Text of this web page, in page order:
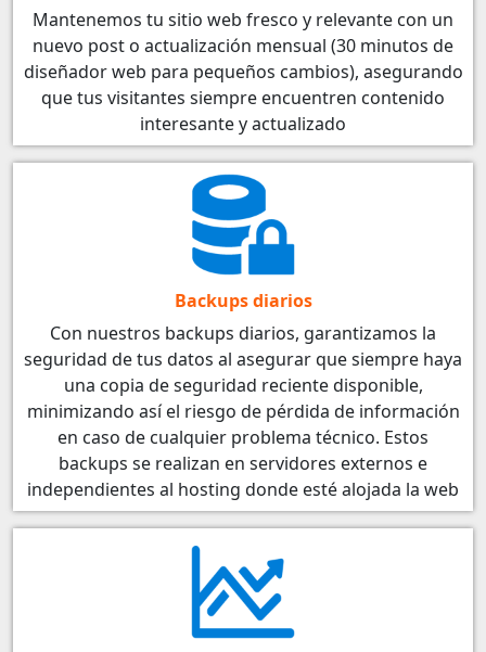
Mantenemos tu sitio web fresco y relevante con un
nuevo post o actualización mensual (30 minutos de
diseñador web para pequeños cambios), asegurando
que tus visitantes siempre encuentren contenido
interesante y actualizado
Backups diarios
Con nuestros backups diarios, garantizamos la
seguridad de tus datos al asegurar que siempre haya
una copia de seguridad reciente disponible,
minimizando así el riesgo de pérdida de información
en caso de cualquier problema técnico. Estos
backups se realizan en servidores externos e
independientes al hosting donde esté alojada la web